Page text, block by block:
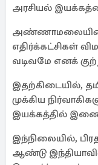
அரசியல்
அண்ணாமலையின்
எதிர்க்கட்சிகள்
வடிவமே எனக்
இதற்கிடையில்,
முக்கிய
இயக்கத்தில்
இந்நிலையில்,
ஆண்டு